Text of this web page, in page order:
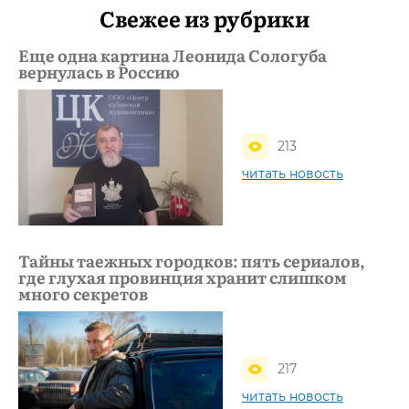
Свежее из рубрики
Еще одна картина Леонида Сологуба
вернулась в Россию
213
читать новость
Тайны таежных городков: пять сериалов,
где глухая провинция хранит слишком
много секретов
217
читать новость